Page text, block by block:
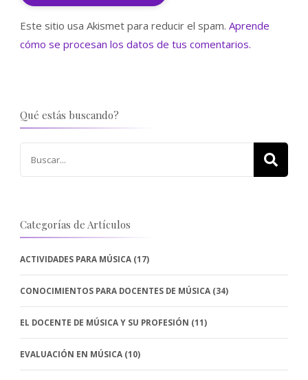
Este sitio usa Akismet para reducir el spam. Aprende
cómo se procesan los datos de tus comentarios.
Qué estás buscando?
Categorías de Artículos
ACTIVIDADES PARA MÚSICA (17)
CONOCIMIENTOS PARA DOCENTES DE MÚSICA (34)
EL DOCENTE DE MÚSICA Y SU PROFESIÓN (11)
EVALUACIÓN EN MÚSICA (10)